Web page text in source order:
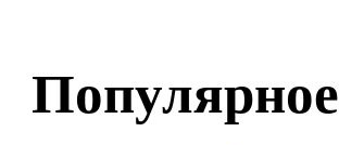
Популярное